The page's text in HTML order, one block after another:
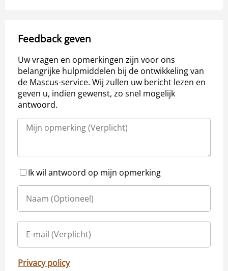
Feedback geven
Uw vragen en opmerkingen zijn voor ons
belangrijke hulpmiddelen bij de ontwikkeling van
de Mascus-service. Wij zullen uw bericht lezen en
geven u, indien gewenst, zo snel mogelijk
antwoord.
Ik wil antwoord op mijn opmerking
Privacy policy